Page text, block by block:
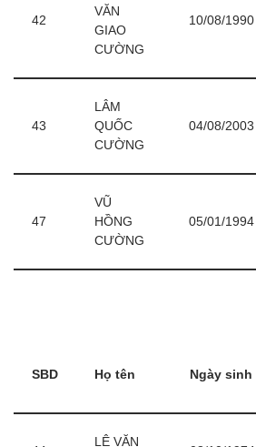
42
VĂN
GIAO
CƯỜNG
10/08/1990
43
LÂM
QUỐC
CƯỜNG
04/08/2003
47
VŨ
HỒNG
CƯỜNG
05/01/1994
SBD Họ tên Ngày sinh
LÊ VĂN